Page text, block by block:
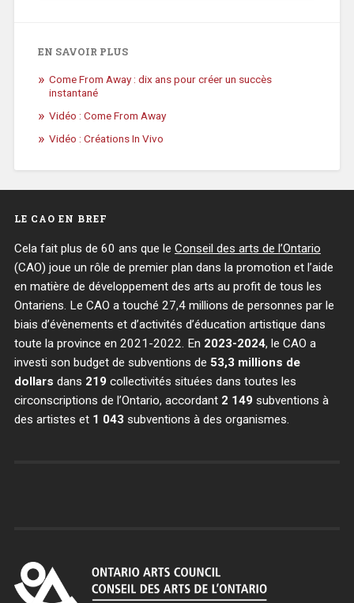
EN SAVOIR PLUS
Come From Away : dix ans pour créer un succès
instantané
Vidéo : Come From Away
Vidéo : Créations In Vivo
LE CAO EN BREF
Cela fait plus de 60 ans que le Conseil des arts de l’Ontario
(CAO) joue un rôle de premier plan dans la promotion et l’aide
en matière de développement des arts au profit de tous les
Ontariens. Le CAO a touché 27,4 millions de personnes par le
biais d’évènements et d’activités d’éducation artistique dans
toute la province en 2021-2022. En 2023-2024, le CAO a
investi son budget de subventions de 53,3 millions de
dollars dans 219collectivités situées dans toutes les
circonscriptions de l’Ontario, accordant 2 149subventions à
des artistes et 1 043 subventions à des organismes.